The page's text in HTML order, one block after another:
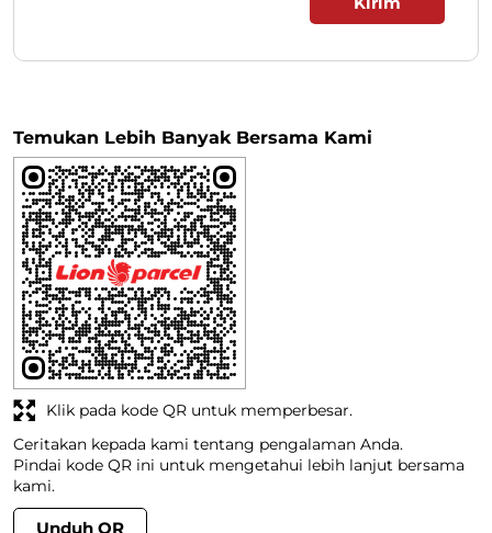
Ceritakan kepada kami tentang pengalaman Anda.
Pindai kode QR ini untuk mengetahui lebih lanjut bersama
kami.
Unduh QR
Klik pada kode QR untuk memperbesar.
Jam Kerja
Senin
09:00 AM - 06:00 PM
Selasa
08:00 AM - 06:00 PM
Rabu
Kamis
08:00 AM - 06:00 PM